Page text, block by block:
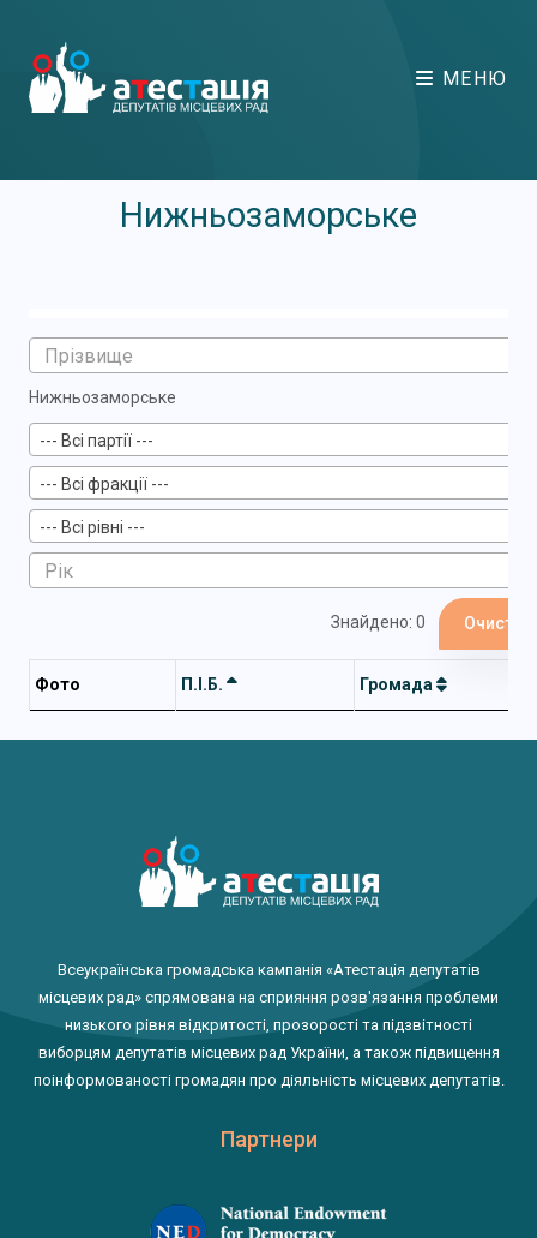
МЕНЮ
Нижньозаморське
Нижньозаморське
--- Всі партії ---
--- Всі фракції ---
--- Всі рівні ---
Знайдено: 0
Фото П.І.Б. Громада
Всеукраїнська громадська кампанія «Атестація депутатів
місцевих рад» спрямована на сприяння розв'язання проблеми
низького рівня відкритості, прозорості та підзвітності
виборцям депутатів місцевих рад України, а також підвищення
поінформованості громадян про діяльність місцевих депутатів.
Партнери